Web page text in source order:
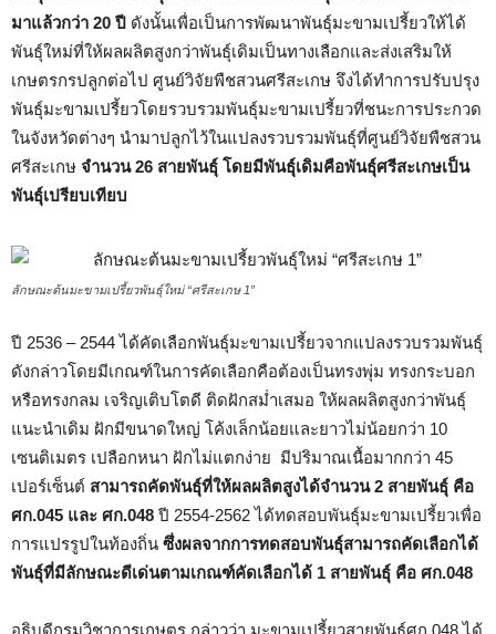
มาแล้วกว่า 20 ปี ดังนั้นเพื่อเป็นการพัฒนาพันธุ์มะขามเปรี้ยวให้ได้
พันธุ์ใหม่ที่ให้ผลผลิตสูงกว่าพันธุ์เดิมเป็นทางเลือกและส่งเสริมให้
เกษตรกรปลูกต่อไป ศูนย์วิจัยพืชสวนศรีสะเกษ จึงได้ทำการปรับปรุง
พันธุ์มะขามเปรี้ยวโดยรวบรวมพันธุ์มะขามเปรี้ยวที่ชนะการประกวด
ในจังหวัดต่างๆ นำมาปลูกไว้ในแปลงรวบรวมพันธุ์ที่ศูนย์วิจัยพืชสวน
ศรีสะเกษ จำนวน26 สายพันธุ์ โดยมีพันธุ์เดิมคือพันธุ์ศรีสะเกษเป็น
พันธุ์เปรียบเทียบ
ลักษณะต้นมะขามเปรี้ยวพันธุ์ใหม่ “ศรีสะเกษ 1”
ปี 2536 – 2544 ได้คัดเลือกพันธุ์มะขามเปรี้ยวจากแปลงรวบรวมพันธุ์
ดังกล่าวโดยมีเกณฑ์ในการคัดเลือกคือต้องเป็นทรงพุ่ม ทรงกระบอก
หรือทรงกลม เจริญเติบโตดี ติดฝักสม่ำเสมอ ให้ผลผลิตสูงกว่าพันธุ์
แนะนำเดิม ฝักมีขนาดใหญ่ โค้งเล็กน้อยและยาวไม่น้อยกว่า 10
เซนติเมตร เปลือกหนา ฝักไม่แตกง่าย มีปริมาณเนื้อมากกว่า 45
เปอร์เซ็นต์ สามารถคัดพันธุ์ที่ให้ผลผลิตสูงได้จำนวน 2 สายพันธุ์ คือ
ศก.045 และ ศก.048 ปี 2554-2562 ได้ทดสอบพันธุ์มะขามเปรี้ยวเพื่อ
การแปรรูปในท้องถิ่น ซึ่งผลจากการทดสอบพันธุ์สามารถคัดเลือกได้
พันธุ์ที่มีลักษณะดีเด่นตามเกณฑ์คัดเลือกได้ 1 สายพันธุ์ คือ ศก.048
อธิบดีกรมวิชาการเกษตร กล่าวว่า มะขามเปรี้ยวสายพันธุ์ศก.048 ได้